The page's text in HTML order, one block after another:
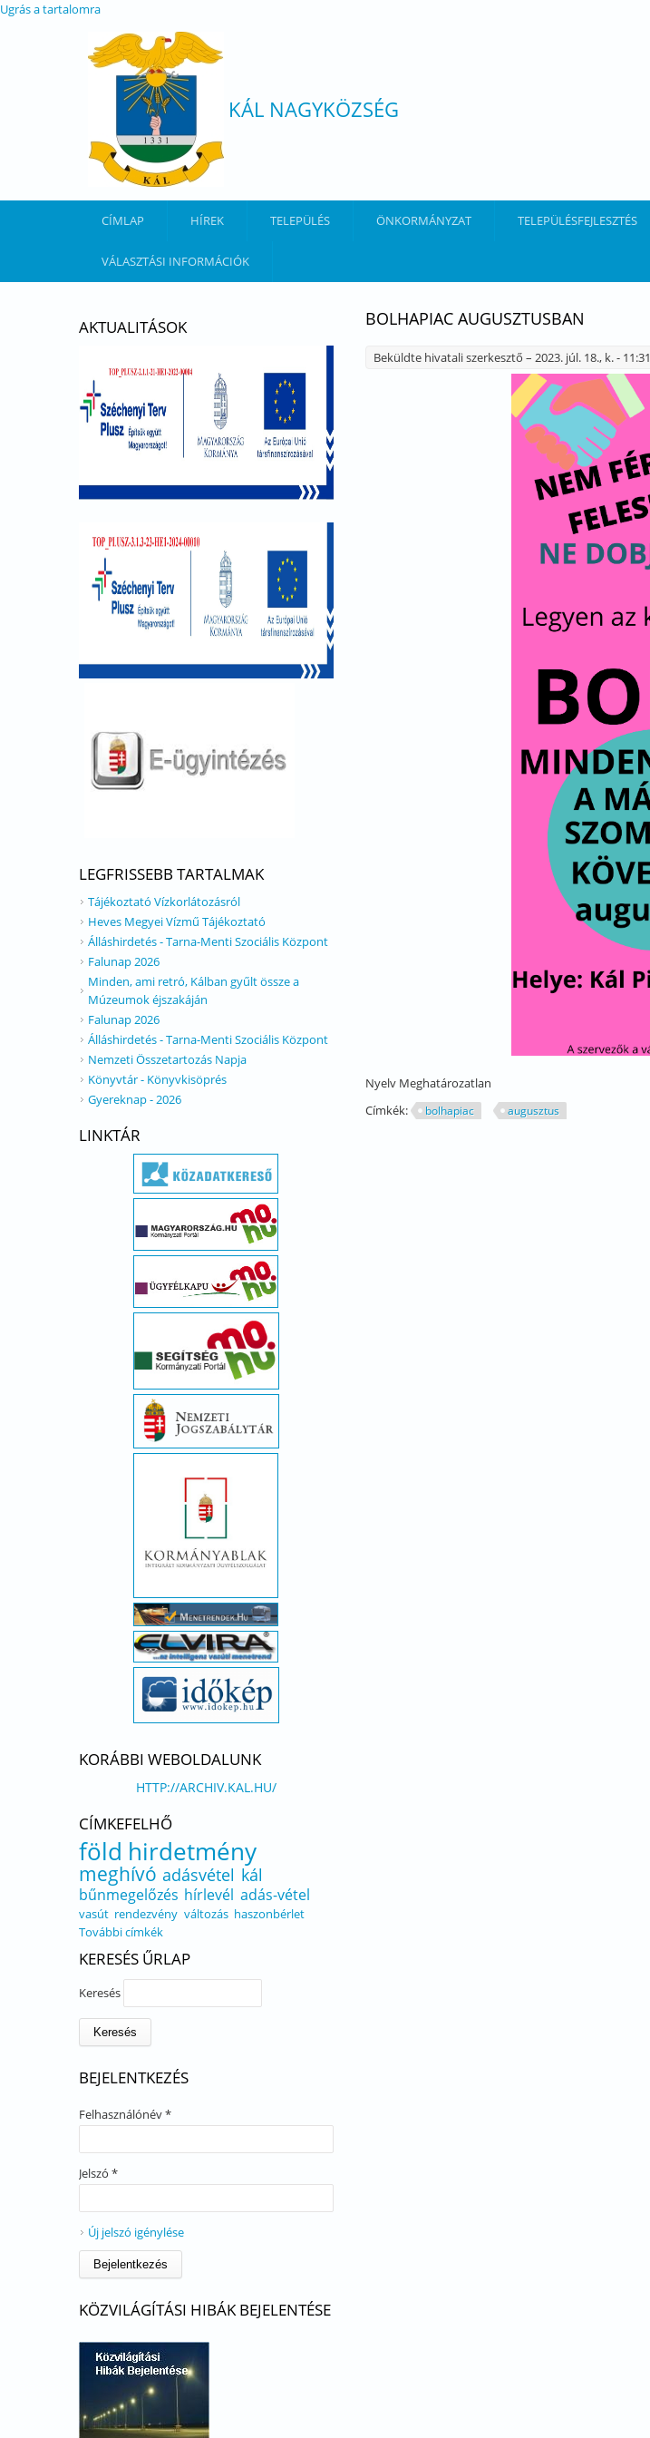
Ugrás a tartalomra
KÁL NAGYKÖZSÉG
CÍMLAP HÍREK TELEPÜLÉS ÖNKORMÁNYZAT TELEPÜLÉSFEJLESZTÉS
VÁLASZTÁSI INFORMÁCIÓK
BOLHAPIAC AUGUSZTUSBAN
Beküldte hivatali szerkesztő – 2023. júl. 18., k. - 11:31
Nyelv Meghatározatlan
Címkék:
bolhapiac augusztus
AKTUALITÁSOK
LEGFRISSEBB TARTALMAK
Tájékoztató Vízkorlátozásról
Heves Megyei Vízmű Tájékoztató
Álláshirdetés - Tarna-Menti Szociális Központ
Falunap 2026
Minden, ami retró, Kálban gyűlt össze a
Múzeumok éjszakáján
Falunap 2026
Álláshirdetés - Tarna-Menti Szociális Központ
Nemzeti Összetartozás Napja
Könyvtár - Könyvkisöprés
Gyereknap - 2026
LINKTÁR
KORÁBBI WEBOLDALUNK
HTTP://ARCHIV.KAL.HU/
CÍMKEFELHŐ
föld hirdetmény
meghívó adásvétel kál
bűnmegelőzés hírlevél adás-vétel
vasút rendezvény változás haszonbérlet
További címkék
KERESÉS ŰRLAP
Keresés
BEJELENTKEZÉS
Felhasználónév*
Jelszó *
Új jelszó igénylése
KÖZVILÁGÍTÁSI HIBÁK BEJELENTÉSE